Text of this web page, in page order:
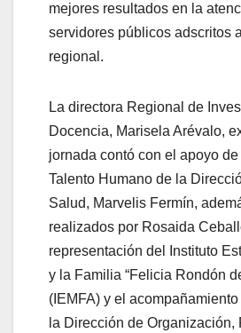
mejores resultados en la
servidores públicos adscritos
regional.
La directora Regional de
Docencia, Marisela Arévalo,
jornada contó con el apoyo
Talento Humano de la
Salud, Marvelis Fermín,
realizados por Rosaida
representación del Instituto
y la Familia “Felicia Rondón
(IEMFA) y el
la Dirección de Organización,